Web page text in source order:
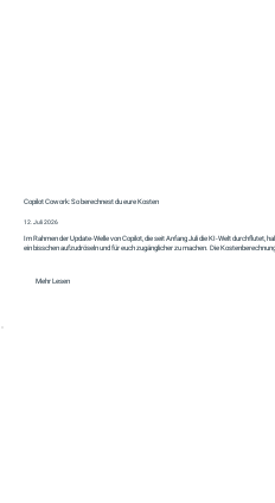
Copilot Cowork: So berechnest du eure Kosten
12. Juli 2026
Im Rahmen der Update-Welle von Copilot, die seit Anfang Juli die KI-Welt durchflutet,
ein bisschen aufzudröseln und für euch zugänglicher zu machen. Die
Mehr Lesen